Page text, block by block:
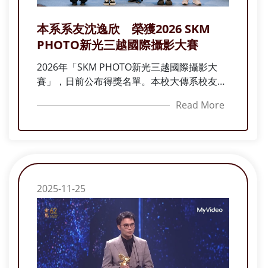
本系系友沈逸欣 榮獲2026 SKM
PHOTO新光三越國際攝影大賽
2026年「SKM PHOTO新光三越國際攝影大
賽」，日前公布得獎名單。本校大傳系校友、
的沈逸欣，以《TPost-Nature Landscapes》
Read More
2025-11-25